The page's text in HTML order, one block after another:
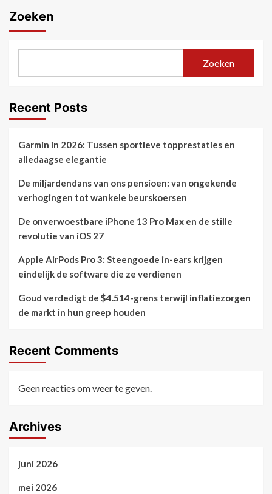
Zoeken
Zoeken
Recent Posts
Garmin in 2026: Tussen sportieve topprestaties en
alledaagse elegantie
De miljardendans van ons pensioen: van ongekende
verhogingen tot wankele beurskoersen
De onverwoestbare iPhone 13 Pro Max en de stille
revolutie van iOS 27
Apple AirPods Pro 3: Steengoede in-ears krijgen
eindelijk de software die ze verdienen
Goud verdedigt de $4.514-grens terwijl inflatiezorgen
de markt in hun greep houden
Recent Comments
Geen reacties om weer te geven.
Archives
juni 2026
mei 2026